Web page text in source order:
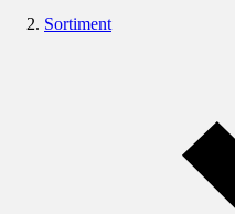
Sortiment